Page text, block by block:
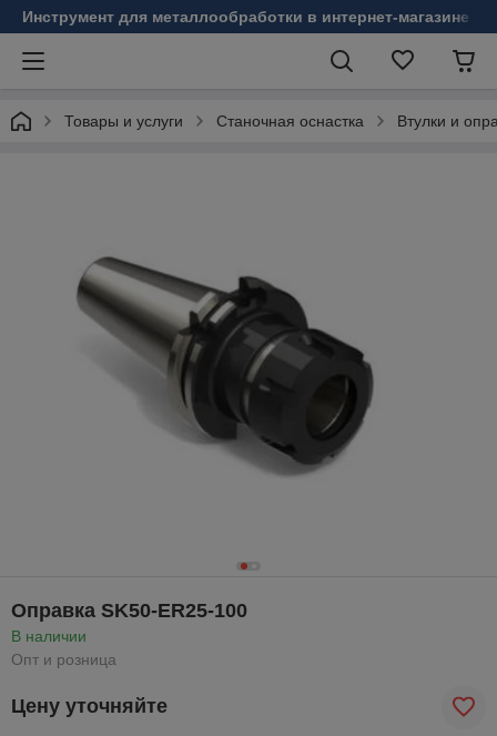
Инструмент для металлообработки в интернет-магазине
Товары и услуги Станочная оснастка Втулки и
Оправка SK50-ER25-100
В наличии
Опт и розница
Цену уточняйте